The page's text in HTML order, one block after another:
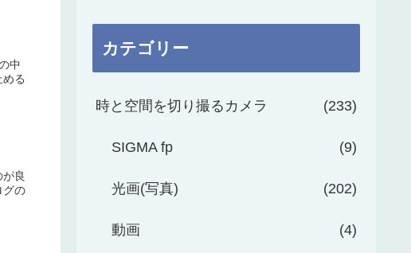
中
る
良
グの
カテゴリー
時と空間を切り撮るカメラ 233
SIGMA fp 9
光画(写真) 202
動画 4